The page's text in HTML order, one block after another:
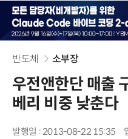
반도체 소부장
우전앤한단 매출
베리 비중 낮춘다
발행일 : 2013-08-22 15:35